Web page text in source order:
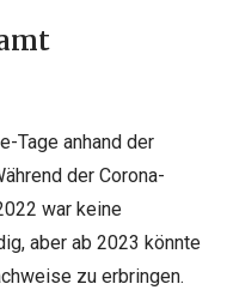
Tage anhand der
der Corona-
war keine
aber ab 2023 könnte
zu erbringen.